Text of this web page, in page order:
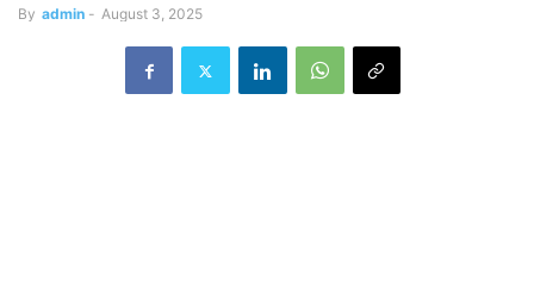
By admin - August 3, 2025